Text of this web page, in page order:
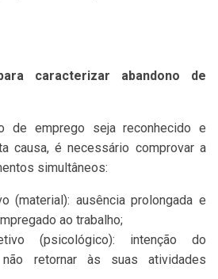
caracterizar abandono de
de emprego seja reconhecido e
causa, é necessário comprovar a
simultâneos:
(material): ausência prolongada e
ao trabalho;
(psicológico): intenção do
retornar às suas atividades